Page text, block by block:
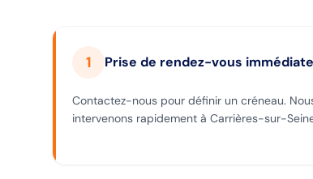
1 Prise de rendez-vous immédiate
Contactez-nous pour définir un créneau.
intervenons rapidement à Carrières-sur-